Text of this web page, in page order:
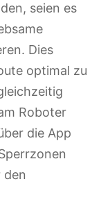
seien es
Dies
optimal zu
Roboter
die App
den